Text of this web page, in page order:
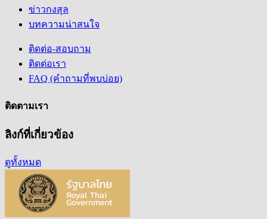
ข่าวกงสุล
บทความน่าสนใจ
ติดต่อ-สอบถาม
ติดต่อเรา
FAQ (คำถามที่พบบ่อย)
ติดตามเรา
ลิงก์ที่เกี่ยวข้อง
ดูทั้งหมด